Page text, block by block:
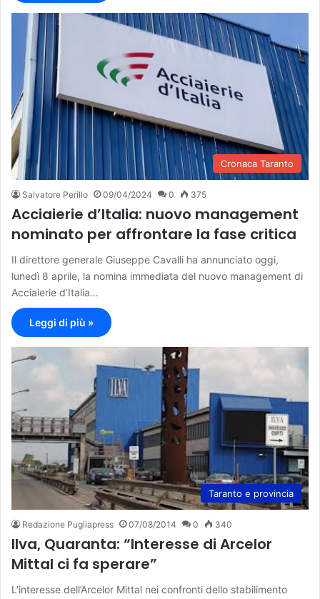
Cronaca Taranto
Salvatore Perillo 09/04/2024 0 375
Acciaierie d’Italia: nuovo management
nominato per affrontare la fase critica
Il direttore generale Giuseppe Cavalli ha annunciato oggi,
lunedì 8 aprile, la nomina immediata del nuovo management di
Acciaierie d’Italia…
Leggi di più »
Taranto e provincia
Redazione Pugliapress 07/08/2014 0 340
Ilva, Quaranta: “Interesse di Arcelor
Mittal ci fa sperare”
L’interesse dell’Arcelor Mittal nei confronti dello stabilimento